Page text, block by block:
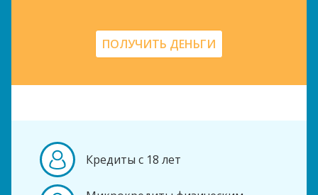
ПОЛУЧИТЬ ДЕНЬГИ
Кредиты с 18 лет